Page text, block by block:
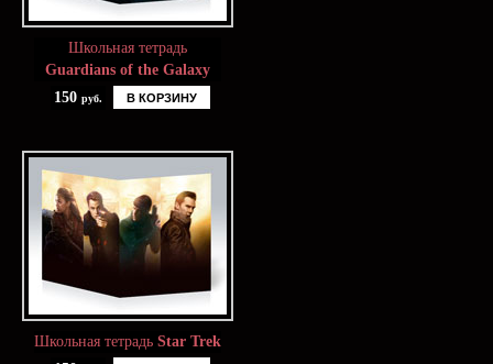
Школьная тетрадь
Guardians of the Galaxy
150 руб. В КОРЗИНУ
Школьная тетрадь Star Trek